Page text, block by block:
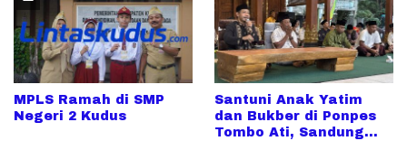
MPLS Ramah di SMP
Negeri 2 Kudus
Santuni Anak Yatim
dan Bukber di Ponpes
Tombo Ati, Sandung